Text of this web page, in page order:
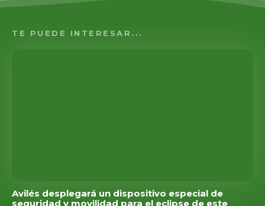
TE PUEDE INTERESAR...
Avilés desplegará un dispositivo especial de
seguridad y movilidad para el eclipse de este